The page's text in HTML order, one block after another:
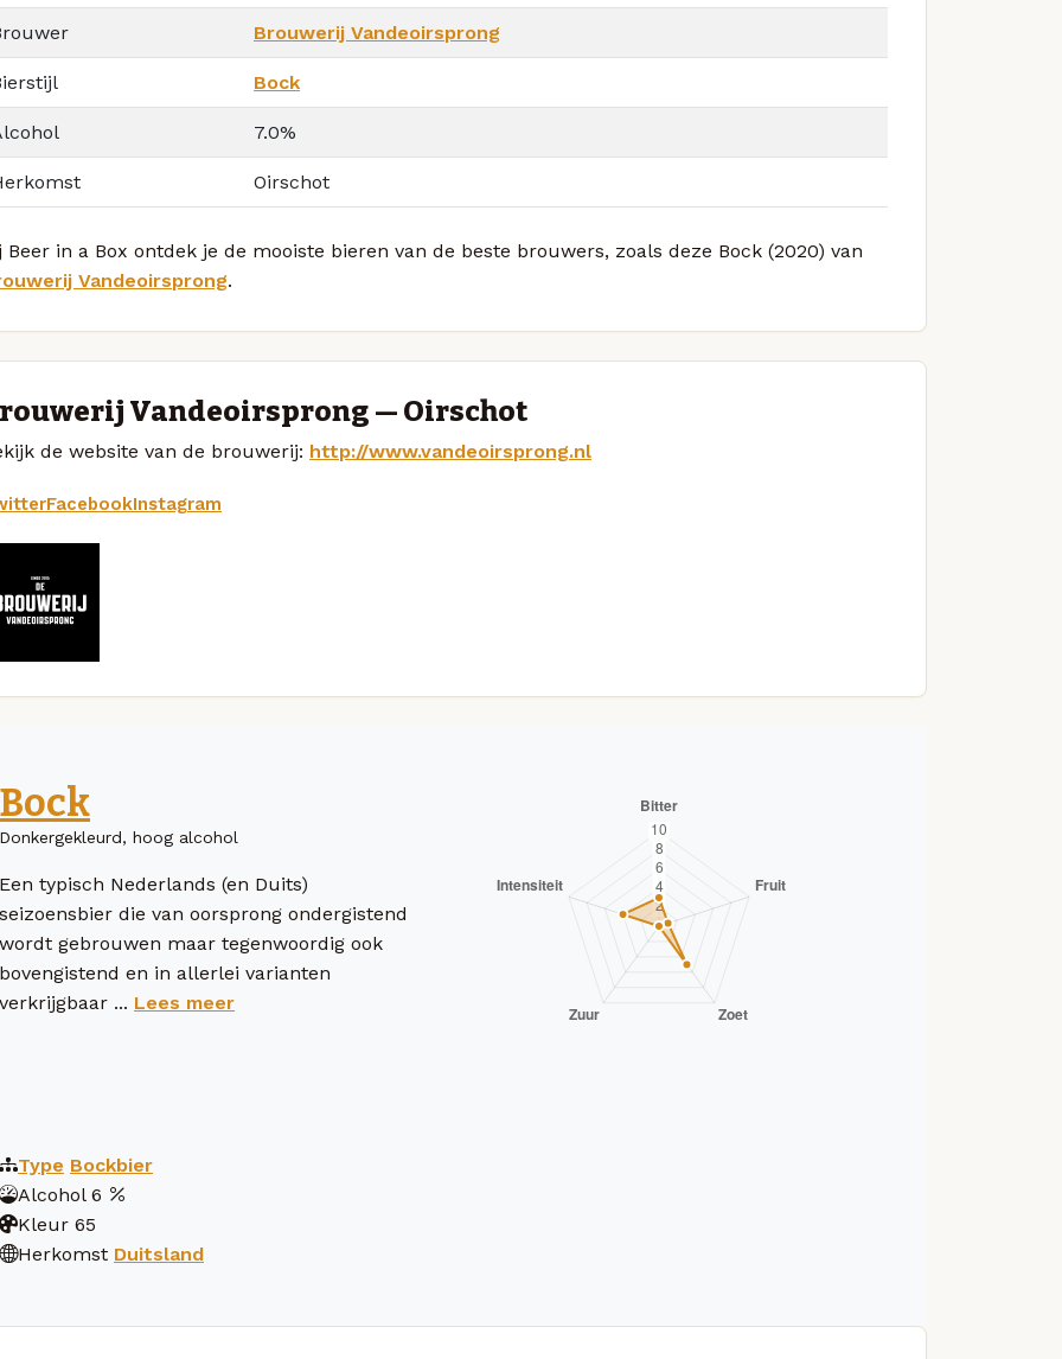
Brouwerij Vandeoirsprong
Bock
7.0%
Oirschot
Beer in a Box ontdek je de mooiste bieren van de beste brouwers, zoals deze Bock (2020) van
Vandeoirsprong.
Vandeoirsprong — Oirschot
de website van de brouwerij: http://www.vandeoirsprong.nl
FacebookInstagram
Bock
Donkergekleurd, hoog alcohol
Een typisch Nederlands (en Duits)
seizoensbier die van oorsprong ondergistend
wordt gebrouwen maar tegenwoordig ook
bovengistend en in allerlei varianten
verkrijgbaar ... Lees meer
Type Bockbier
Alcohol 6
Kleur 65
Herkomst Duitsland